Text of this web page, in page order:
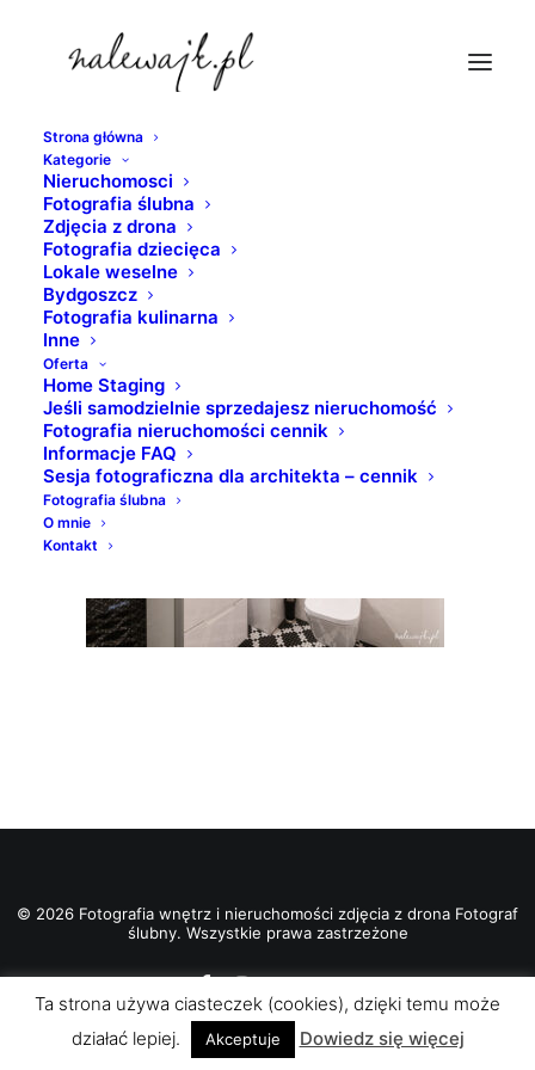
Strona główna
Kategorie
Nieruchomosci
Fotografia ślubna
Zdjęcia z drona
Fotografia dziecięca
Lokale weselne
Bydgoszcz
Fotografia kulinarna
Inne
Oferta
Home Staging
Jeśli samodzielnie sprzedajesz nieruchomość
Fotografia nieruchomości cennik
Informacje FAQ
Sesja fotograficzna dla architekta – cennik
Fotografia ślubna
O mnie
Kontakt
dom-osielsko-bydgoszcz
Strona Główna
Bydgoszcz fotograf wnętrz
© 2026 Fotografia wnętrz i nieruchomości zdjęcia z drona Fotograf
ślubny. Wszystkie prawa zastrzeżone
Ta strona używa ciasteczek (cookies), dzięki temu może
działać lepiej.
Akceptuje Dowiedz się więcej